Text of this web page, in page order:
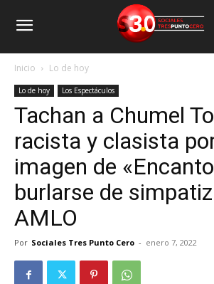
Inicio Lo de hoy
Lo de hoy Los Espectáculos
Tachan a Chumel
racista y clasista
imagen de
burlarse de
AMLO
Por Sociales Tres Punto Cero - enero 7, 2022